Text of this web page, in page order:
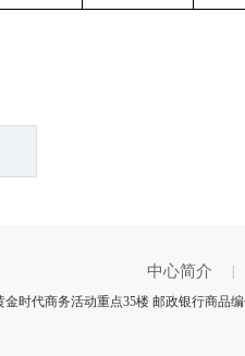
中心简介
时代商务活动重点35楼 邮政银行商品